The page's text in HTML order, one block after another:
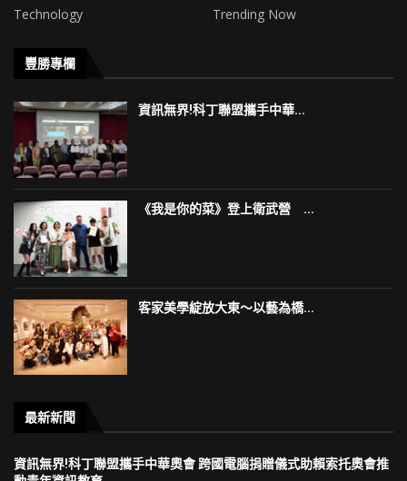
Technology
Trending Now
豐勝專欄
資訊無界!科丁聯盟攜手中華...
《我是你的菜》登上衛武營 ...
客家美學綻放大東～以藝為橋...
最新新聞
資訊無界!科丁聯盟攜手中華奧會 跨國電腦捐贈儀式助賴索托奧會推